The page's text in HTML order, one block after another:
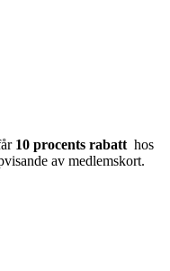
10 procents rabatthos
av medlemskort.